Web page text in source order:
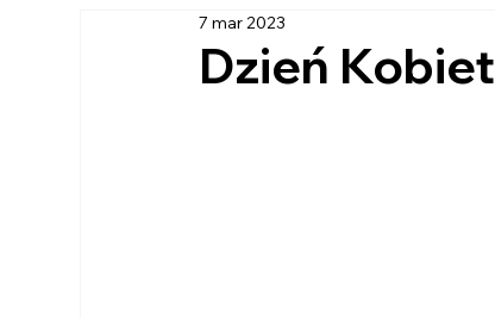
Dzień Kobiet
7 mar 2023